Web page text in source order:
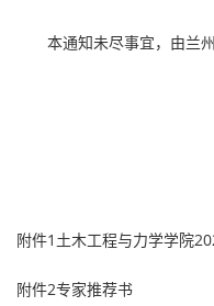
本通知未尽事宜，由兰州
兰州大
附件1土木工程与力学学院
附件2专家推荐书